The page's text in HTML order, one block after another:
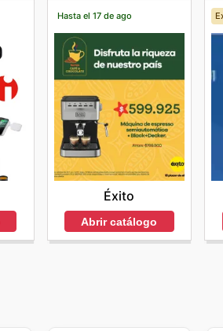
Hasta el 17 de ago
Éxito
Abrir catálogo